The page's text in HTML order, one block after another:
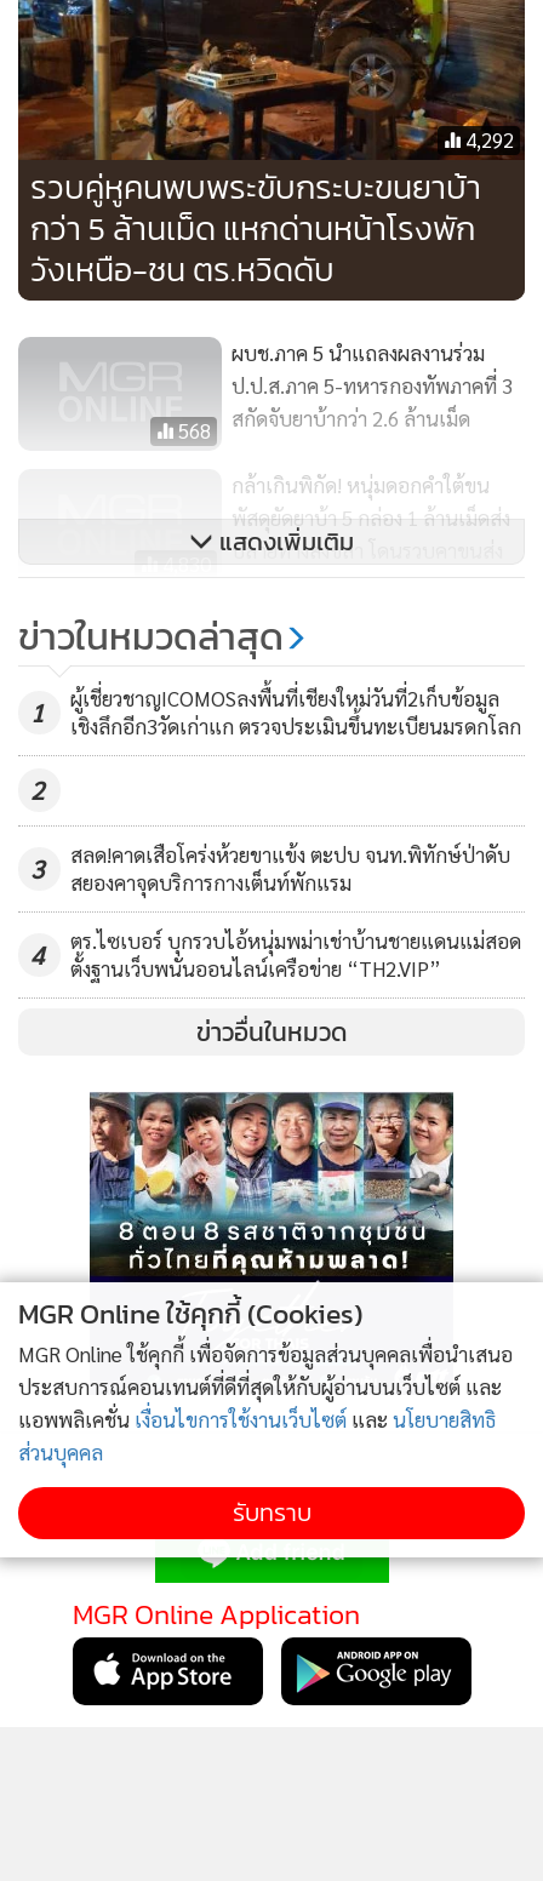
ปี ชาว อ.พบพระ จ.ตาก และนายกล้า รักษ์แม่ละเมา อายุ 25 ปี
ชาว อ.พบพระ จ.ตาก พร้อมยาบ้าจำนวน 29 กระสอบ รวม
ประมาณ 5,646,000 เม็ด บรรทุกอยู่ จึงจับกุมตัวทั้งผู้ต้องหาทั้ง
สองรายพร้อมของกลางส่งพนักงานสอบสวน สภ.วังเหนือเพื่อ
ดำเนินคดี ขณะนี้อยู่ระหว่างสืบสวนสอบสวนขยายผลหาผู้ร่วม
ขบวนการมาดำเนินคดีตามกฎหมายต่อไป
ขณะที่คดีต่อมาเมื่อวันที่ 4 ธ.ค. 64 เวลา 10.00 น. เจ้าหน้าที่
จับกุมนายสุริยันห์ กันทะเนตร อายุ 38 ปี ชาว อ.ดอกคำใต้
เคอรี่ สาขาห้วยสัก ต.ห้วยสัก อ.เมือง จ.เชียงราย โดยการจับกุม
ฝากส่งพัสดุภัณฑ์บรรจุยาเสพติดผ่านบริษัทรับฝากส่งพัสดุขนส่ง
เอกชน ต่อมานายสุริยันห์ได้ขับรถยนต์กระบะ ทะเบียน 1 ขธ
3141 กทม. มาทำการฝากส่งพัสดุไปยังปลายทางที่ จ.สงขลา เจ้า
หน้าที่จึงได้แสดงตัวเข้าทำการตรวจสอบพบว่ามียาบ้าจำนวน
ประมาณ 1,000,000 เม็ด จึงได้นำตัวผู้ต้องหาพร้อมของกลางส่ง
พนักงานสอบสวน สภ.เมืองเชียงรายเพื่อดำเนินคดี และอยู่
ตามกฎหมาย
ส่วนอีกคดี เจ้าหน้าที่ทำการตรวจยึดของกลางยาบ้าประมาณ
384,000 เม็ด และไอซ์ประมาณ 74 กิโลกรัม พร้อมรถยนต์เก๋ง
ทะเบียน กม 490 นนทบุรี เมื่อวันที่ 4 ธ.ค. 64 เวลาประมาณ
05.00 น. ที่บริเวณริมถนนสายแม่สาย-เชียงแสน บ้านเวียงแก้ว
4,292
รวบคู่หูคนพบพระขับกระบะขนยาบ้า
กว่า 5 ล้านเม็ด แหกด่านหน้าโรงพัก
วังเหนือ-ชน ตร.หวิดดับ
568
ผบช.ภาค 5 นำแถลงผลงานร่วม
ป.ป.ส.ภาค 5-ทหารกองทัพภาคที่ 3
สกัดจับยาบ้ากว่า 2.6 ล้านเม็ด
4,830
กล้าเกินพิกัด! หนุ่มดอกคำใต้ขน
พัสดุยัดยาบ้า 5 กล่อง 1 ล้านเม็ดส่ง
ปลายทางสงขลา โดนรวบคาขนส่ง
เอกชน
824
ปส.รวบเครือข่ายแก๊งยานรก ยึด
ยาบ้ากว่า 1.2 ล้านเม็ด ไอซ์ 212
กก.ยึดทรัพย์กว่า 30 ล้านบาท
แสดงเพิ่มเติม
ข่าวในหมวดล่าสุด
1
ผู้เชี่ยวชาญICOMOSลงพื้นที่เชียงใหม่วันที่2เก็บข้อมูล
เชิงลึกอีก3วัดเก่าแก ตรวจประเมินขึ้นทะเบียนมรดกโลก
2
3
สลด!คาดเสือโคร่งห้วยขาแข้ง ตะปบ จนท.พิทักษ์ป่าดับ
สยองคาจุดบริการกางเต็นท์พักแรม
4
ตร.ไซเบอร์ บุกรวบไอ้หนุ่มพม่าเช่าบ้านชายแดนแม่สอด
ตั้งฐานเว็บพนันออนไลน์เครือข่าย “TH2.VIP”
ข่าวอื่นในหมวด
ติดตามข่าวสารผ่านทาง LINE
MGR Online Application
MGR Online ใช้คุกกี้ (Cookies)
MGR Online ใช้คุกกี้ เพื่อจัดการข้อมูลส่วนบุคคลเพื่อนำเสนอ
ประสบการณ์คอนเทนต์ที่ดีที่สุดให้กับผู้อ่านบนเว็บไซต์ และ
แอพพลิเคชั่น เงื่อนไขการใช้งานเว็บไซต์ และ นโยบายสิทธิ
ส่วนบุคคล
รับทราบ